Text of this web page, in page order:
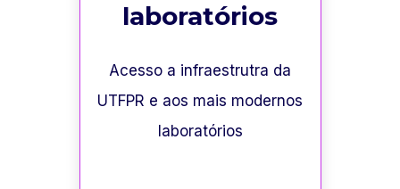
laboratórios
Acesso a infraestrutra da
UTFPR e aos mais modernos
laboratórios